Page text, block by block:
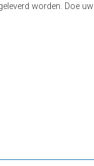
worden. Doe uw